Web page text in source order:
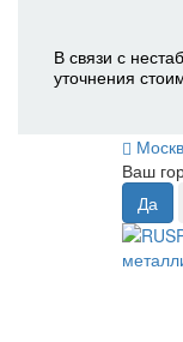
В связи с
уточнения
Ваш